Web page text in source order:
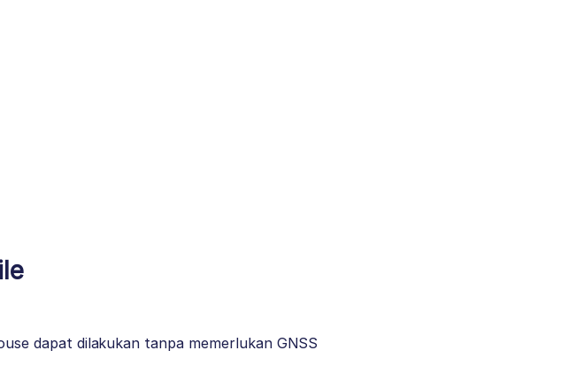
dapat dilakukan tanpa memerlukan GNSS